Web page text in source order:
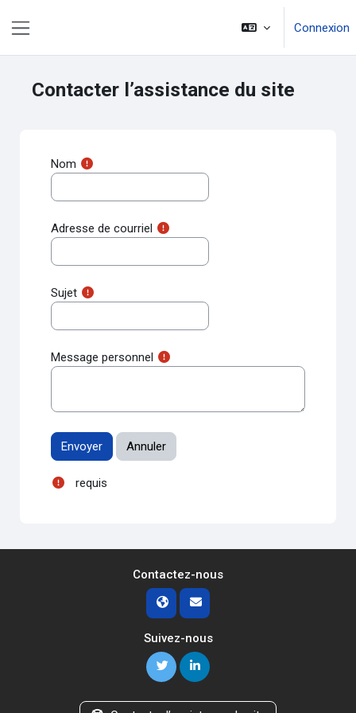
Connexion
Contacter l’assistance du site
Nom
Adresse de courriel
Sujet
Message personnel
requis
Contactez-nous
Suivez-nous